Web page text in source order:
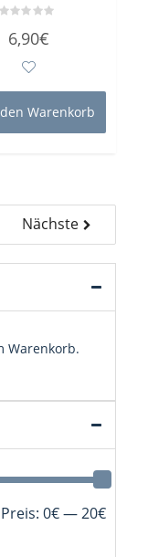
mit6,90€
Warenkorb
Nächste
Warenkorb.
Min.
Max.
Preis: 0€—20€